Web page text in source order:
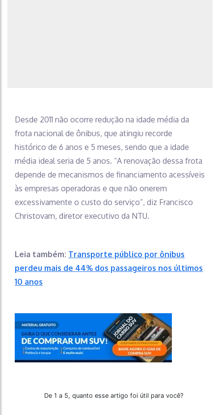
Desde 2011 não ocorre redução na idade média da
frota nacional de ônibus, que atingiu recorde
histórico de 6 anos e 5 meses, sendo que a idade
média ideal seria de 5 anos. “A renovação dessa frota
depende de mecanismos de financiamento acessíveis
às empresas operadoras e que não onerem
excessivamente o custo do serviço”, diz Francisco
Christovam, diretor executivo da NTU.
Leia também: Transporte público por ônibus
perdeu mais de 44% dos passageiros nos últimos
10 anos
De 1 a 5, quanto esse artigo foi útil para você?